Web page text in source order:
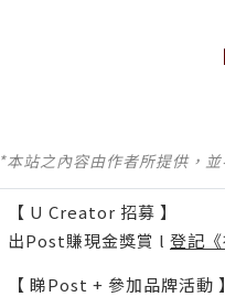
*本站之內容由作者所提供，
【 U Creator 招募 】
出Post賺現金獎賞 l 登記
【 睇Post + 參加品牌活動